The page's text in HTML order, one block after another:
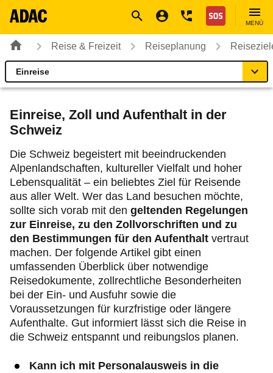
Nothilfe
MENÜ
Reise & Freizeit Reiseplanung
Schweiz
Einreise
Einreise
Fahrzeug
Tanken & Laden
Gut zu wissen
Einreise, Zoll und Aufenthalt in der
Schweiz
Die Schweiz begeistert mit beeindruckenden
Alpenlandschaften, kultureller Vielfalt und hoher
Lebensqualität – ein beliebtes Ziel für Reisende
aus aller Welt. Wer das Land besuchen möchte,
sollte sich vorab mit den geltenden Regelungen
zur Einreise, zu den Zollvorschriften und zu
den Bestimmungen für den Aufenthalt vertraut
machen. Der folgende Artikel gibt einen
umfassenden Überblick über notwendige
Reisedokumente, zollrechtliche Besonderheiten
bei der Ein- und Ausfuhr sowie die
Voraussetzungen für kurzfristige oder längere
Aufenthalte. Gut informiert lässt sich die Reise in
die Schweiz entspannt und reibungslos planen.
Kann ich mit Personalausweis in die